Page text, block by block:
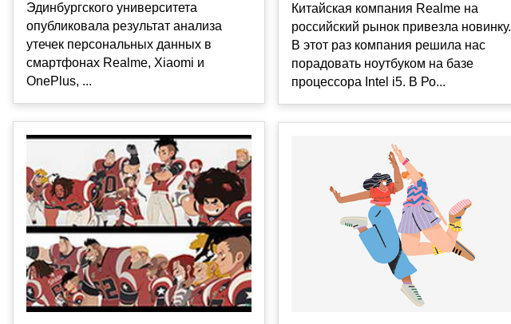
Эдинбургского университета
опубликовала результат анализа
утечек персональных данных в
смартфонах Realme, Xiaomi и
OnePlus, ...
Китайская компания Realme на
российский рынок привезла новинку.
В этот раз компания решила нас
порадовать ноутбуком на базе
процессора Intel i5. В Ро...